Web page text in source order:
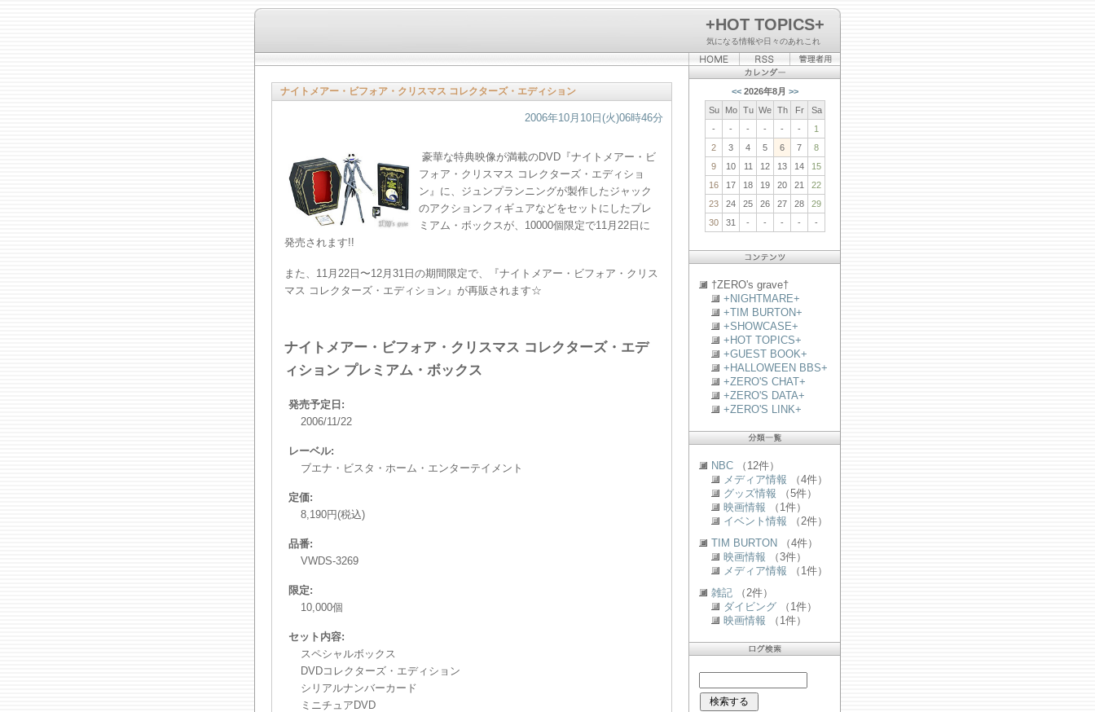
+HOT TOPICS+
気になる情報や日々のあれこれ
<<2026年8月 >>
Su
Mo Tu We Th Fr
Sa
-
- - - - -
1
2
3 4 5 6 7
8
9
10 11 12 13 14
15
16
17 18 19 20 21
22
23
24 25 26 27 28
29
30
31 - - - - -
†ZERO's grave†
+NIGHTMARE+
+TIM BURTON+
+SHOWCASE+
+HOT TOPICS+
+GUEST BOOK+
+HALLOWEEN BBS+
+ZERO'S CHAT+
+ZERO'S DATA+
+ZERO'S LINK+
NBC （12件）
メディア情報 （4件）
グッズ情報 （5件）
映画情報 （1件）
イベント情報 （2件）
TIM BURTON （4件）
映画情報 （3件）
メディア情報 （1件）
雑記 （2件）
ダイビング （1件）
映画情報 （1件）
ナイトメアー・ビフォア・クリスマス コレクターズ・エディション
2006年10月10日(火)06時46分
豪華な特典映像が満載のDVD『ナイトメアー・ビ
フォア・クリスマス コレクターズ・エディショ
ン』に、ジュンプランニングが製作したジャック
のアクションフィギュアなどをセットにしたプレ
ミアム・ボックスが、10000個限定で11月22日に
発売されます!!
また、11月22日〜12月31日の期間限定で、『ナイトメアー・ビフォア・クリス
マス コレクターズ・エディション』が再販されます☆
ナイトメアー・ビフォア・クリスマス コレクターズ・エデ
ィション プレミアム・ボックス
発売予定日:
2006/11/22
レーベル:
ブエナ・ビスタ・ホーム・エンターテイメント
定価:
8,190円(税込)
品番:
VWDS-3269
限定:
10,000個
セット内容:
スペシャルボックス
DVDコレクターズ・エディション
シリアルナンバーカード
ミニチュアDVD